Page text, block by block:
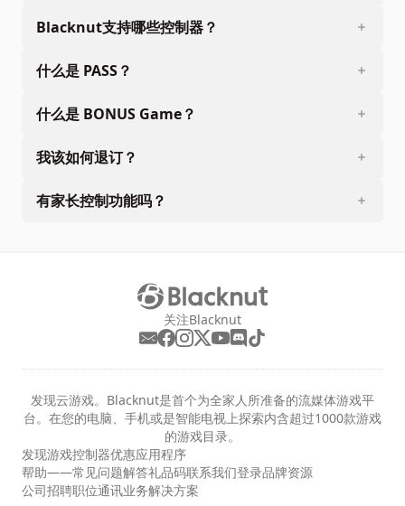
Blacknut支持哪些控制器？
什么是 PASS？
什么是 BONUS Game？
我该如何退订？
有家长控制功能吗？
关注Blacknut
发现云游戏。Blacknut是首个为全家人所准备的流媒体游戏平
台。在您的电脑、手机或是智能电视上探索内含超过1000款游戏
的游戏目录。
发现游戏控制器优惠应用程序
帮助——常见问题解答礼品码联系我们登录品牌资源
公司招聘职位通讯业务解决方案